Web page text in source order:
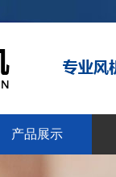
产品展示